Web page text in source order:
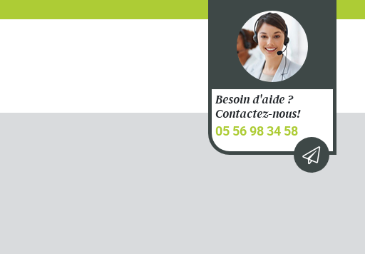
Besoin d'aide ?
Contactez-nous!
05 56 98 34 58